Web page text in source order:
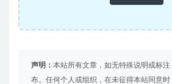
声明： 本站所有文章，如无特殊说明或标
布。任何个人或组织，在未征得本站同意时